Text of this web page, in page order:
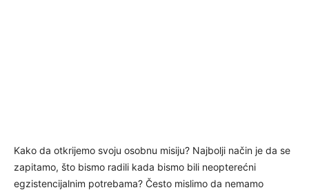
Kako da otkrijemo svoju osobnu misiju? Najbolji način je da se
zapitamo, što bismo radili kada bismo bili neopterećni
egzistencijalnim potrebama? Često mislimo da nemamo